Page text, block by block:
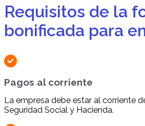
Requisitos de la
bonificada para
Pagos al corriente
La empresa debe estar al corriente
Seguridad Social y Hacienda.